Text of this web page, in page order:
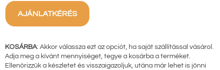
AJÁNLATKÉRÉS
KOSÁRBA: Akkor válassza ezt az opciót, ha saját szállítással vásárol.
Adja meg a kívánt mennyiséget, tegye a kosárba a terméket.
Ellenőrizzük a készletet és visszaigazoljuk, utána már lehet is jönni